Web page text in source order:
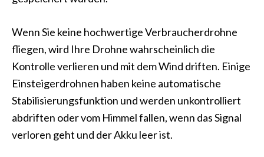
Wenn Sie keine hochwertige Verbraucherdrohne
fliegen, wird Ihre Drohne wahrscheinlich die
Kontrolle verlieren und mit dem Wind driften. Einige
Einsteigerdrohnen haben keine automatische
Stabilisierungsfunktion und werden unkontrolliert
abdriften oder vom Himmel fallen, wenn das Signal
verloren geht und der Akku leer ist.